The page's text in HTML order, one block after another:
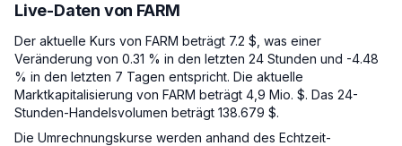
Live-Daten von FARM
Der aktuelle Kurs von FARM beträgt 7.2 $, was einer
Veränderung von 0.31 % in den letzten 24 Stunden und -4.48
% in den letzten 7 Tagen entspricht. Die aktuelle
Marktkapitalisierung von FARM beträgt 4,9 Mio. $. Das 24-
Stunden-Handelsvolumen beträgt 138.679 $.
Die Umrechnungskurse werden anhand des Echtzeit-